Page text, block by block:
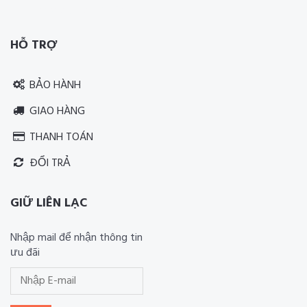
HỖ TRỢ
BẢO HÀNH
GIAO HÀNG
THANH TOÁN
ĐỔI TRẢ
GIỮ LIÊN LẠC
Nhập mail để nhận thông tin
ưu đãi